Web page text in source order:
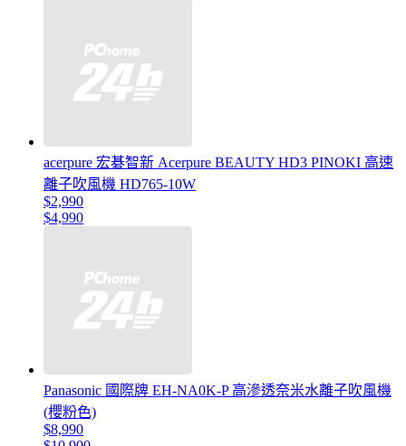
acerpure 宏碁智新 Acerpure BEAUTY HD3 PINOKI 高速
離子吹風機 HD765-10W
$2,990
$4,990
Panasonic 國際牌 EH-NA0K-P 高滲透奈米水離子吹風機
(櫻粉色)
$8,990